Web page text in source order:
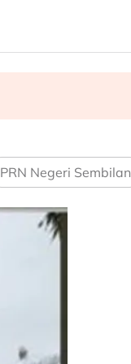
PRN Negeri Sembilan